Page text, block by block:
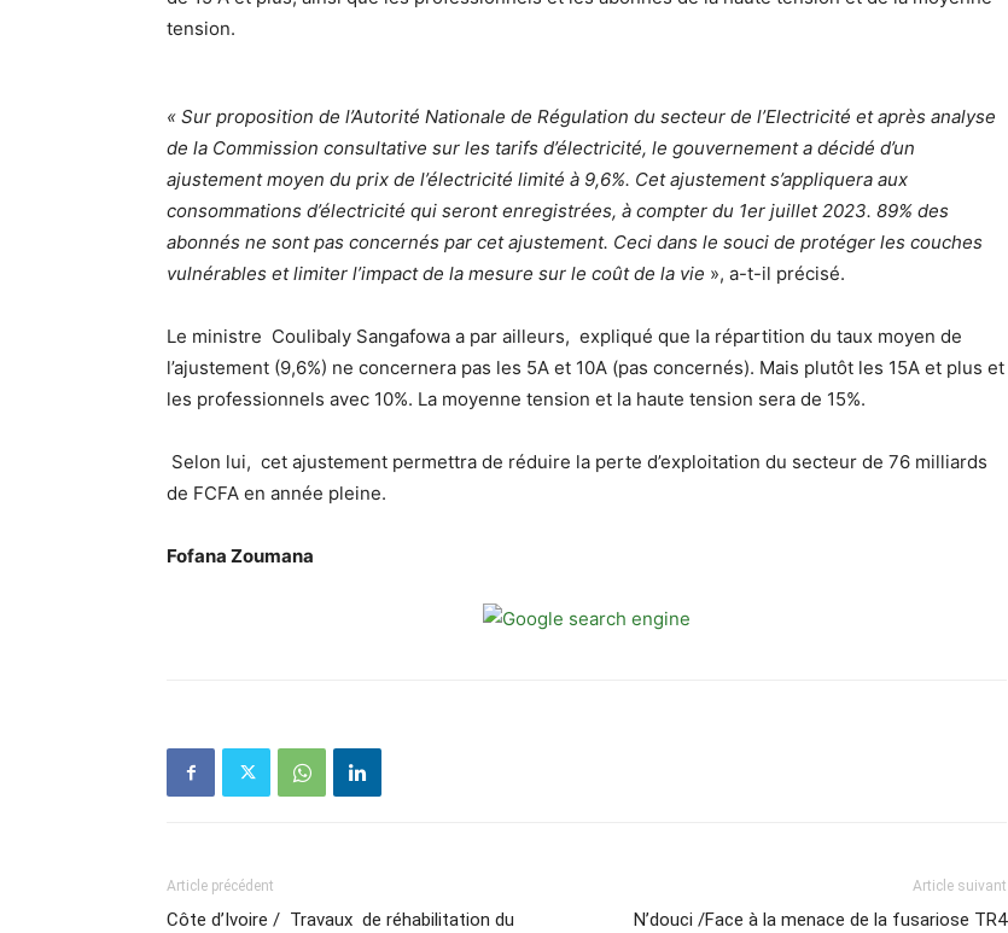
tension.
« Sur proposition de l’Autorité Nationale de Régulation du secteur de l’Electricité et après analyse
de la Commission consultative sur les tarifs d’électricité, le gouvernement a décidé d’un
ajustement moyen du prix de l’électricité limité à 9,6%. Cet ajustement s’appliquera aux
consommations d’électricité qui seront enregistrées, à compter du 1er juillet 2023. 89% des
abonnés ne sont pas concernés par cet ajustement. Ceci dans le souci de protéger les couches
vulnérables et limiter l’impact de la mesure sur le coût de la vie », a-t-il précisé.
Le ministre Coulibaly Sangafowa a par ailleurs, expliqué que la répartition du taux moyen de
l’ajustement (9,6%) ne concernera pas les 5A et 10A (pas concernés). Mais plutôt les 15A et plus et
les professionnels avec 10%. La moyenne tension et la haute tension sera de 15%.
Selon lui, cet ajustement permettra de réduire la perte d’exploitation du secteur de 76 milliards
de FCFA en année pleine.
Fofana Zoumana
Article précédent
Côte d’Ivoire / Travaux de réhabilitation du
Article suivant
N’douci /Face à la menace de la fusariose TR4